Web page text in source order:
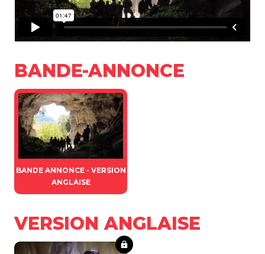
BANDE-ANNONCE
BANDE ANNONCE - VERSION
ANGLAISE
VERSION ANGLAISE